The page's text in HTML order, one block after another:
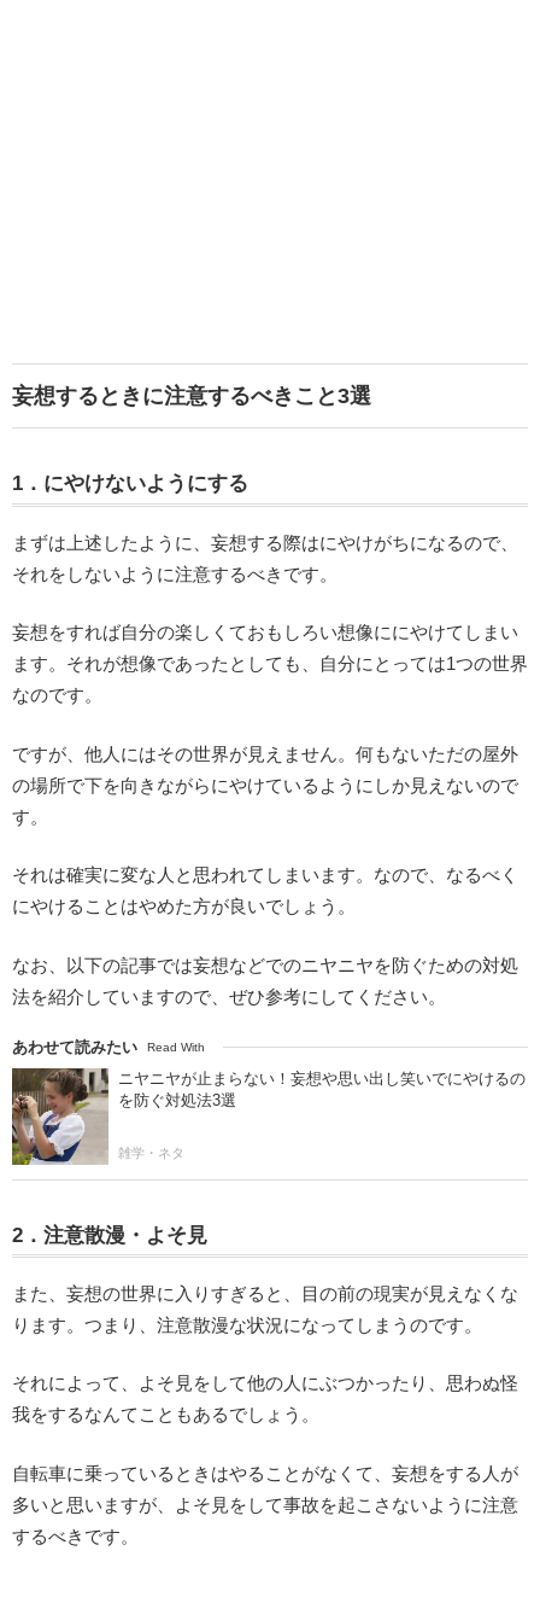
妄想するときに注意するべきこと3選
1．にやけないようにする
まずは上述したように、妄想する際はにやけがちになるので、
それをしないように注意するべきです。
妄想をすれば自分の楽しくておもしろい想像ににやけてしまい
ます。それが想像であったとしても、自分にとっては1つの世界
なのです。
ですが、他人にはその世界が見えません。何もないただの屋外
の場所で下を向きながらにやけているようにしか見えないので
す。
それは確実に変な人と思われてしまいます。なので、なるべく
にやけることはやめた方が良いでしょう。
なお、以下の記事では妄想などでのニヤニヤを防ぐための対処
法を紹介していますので、ぜひ参考にしてください。
あわせて読みたい Read With
ニヤニヤが止まらない！妄想や思い出し笑いでにやけるの
を防ぐ対処法3選
雑学・ネタ
2．注意散漫・よそ見
また、妄想の世界に入りすぎると、目の前の現実が見えなくな
ります。つまり、注意散漫な状況になってしまうのです。
それによって、よそ見をして他の人にぶつかったり、思わぬ怪
我をするなんてこともあるでしょう。
自転車に乗っているときはやることがなくて、妄想をする人が
多いと思いますが、よそ見をして事故を起こさないように注意
するべきです。